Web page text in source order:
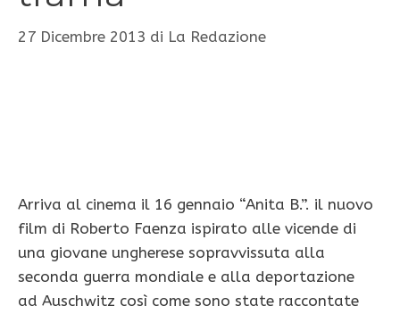
27 Dicembre 2013 di La Redazione
Arriva al cinema il 16 gennaio “Anita B.”. il nuovo
film di Roberto Faenza ispirato alle vicende di
una giovane ungherese sopravvissuta alla
seconda guerra mondiale e alla deportazione
ad Auschwitz così come sono state raccontate